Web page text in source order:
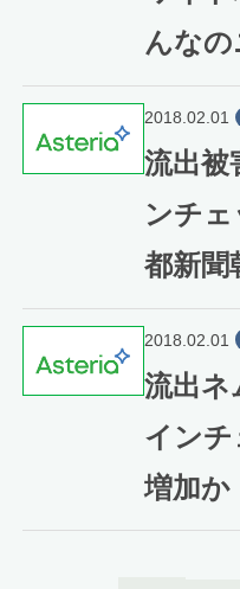
んなの
2018.02.01
流出被
ンチ
都新聞
2018.02.01
流出ネ
インチ
増加か